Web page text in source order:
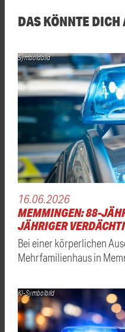
DAS KÖNNTE
Symboldbild
16.06.2026
MEMMINGEN: 88-
JÄHRIGER
Bei einer körperlichen
Mehrfamilienhaus in
KI-Symbolbild